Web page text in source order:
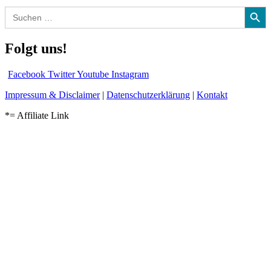
Search
for:
Search Button
Folgt uns!
Facebook TwitterYoutube Instagram
Impressum & Disclaimer| Datenschutzerklärung | Kontakt
*= Affiliate Link